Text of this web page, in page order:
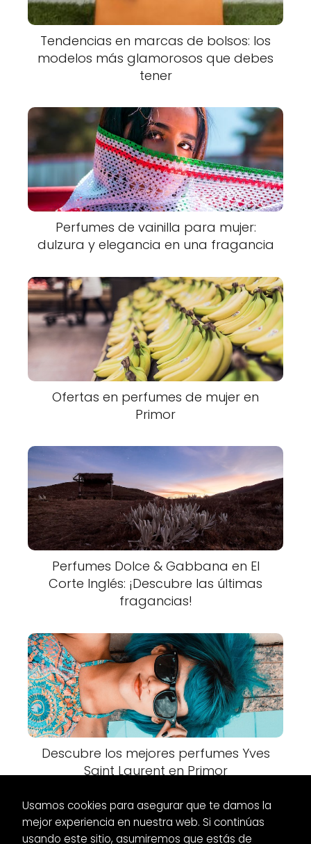
Tendencias en marcas de bolsos: los
modelos más glamorosos que debes
tener
Perfumes de vainilla para mujer:
dulzura y elegancia en una fragancia
Ofertas en perfumes de mujer en
Primor
Perfumes Dolce & Gabbana en El
Corte Inglés: ¡Descubre las últimas
fragancias!
Descubre los mejores perfumes Yves
Saint Laurent en Primor
Usamos cookies para asegurar que te damos la
mejor experiencia en nuestra web. Si continúas
usando este sitio, asumiremos que estás de